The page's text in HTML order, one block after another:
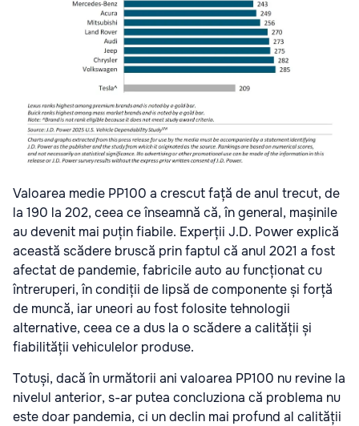
Valoarea medie PP100 a crescut față de anul trecut, de
la 190 la 202, ceea ce înseamnă că, în general, mașinile
au devenit mai puțin fiabile. Experții J.D. Power explică
această scădere bruscă prin faptul că anul 2021 a fost
afectat de pandemie, fabricile auto au funcționat cu
întreruperi, în condiții de lipsă de componente și forță
de muncă, iar uneori au fost folosite tehnologii
alternative, ceea ce a dus la o scădere a calității și
fiabilității vehiculelor produse.
Totuși, dacă în următorii ani valoarea PP100 nu revine la
nivelul anterior, s-ar putea concluziona că problema nu
este doar pandemia, ci un declin mai profund al calității